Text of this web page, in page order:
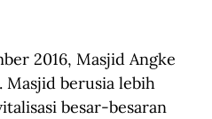
2016, Masjid Angke
berusia lebih
besar-besaran